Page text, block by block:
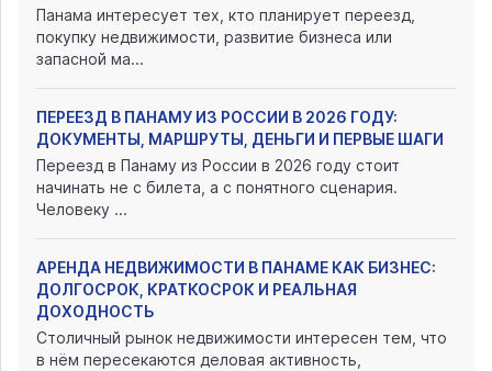
Панама интересует тех, кто планирует переезд,
покупку недвижимости, развитие бизнеса или
запасной ма...
ПЕРЕЕЗД В ПАНАМУ ИЗ РОССИИ В 2026 ГОДУ:
ДОКУМЕНТЫ, МАРШРУТЫ, ДЕНЬГИ И ПЕРВЫЕ ШАГИ
Переезд в Панаму из России в 2026 году стоит
начинать не с билета, а с понятного сценария.
Человеку ...
АРЕНДА НЕДВИЖИМОСТИ В ПАНАМЕ КАК БИЗНЕС:
ДОЛГОСРОК, КРАТКОСРОК И РЕАЛЬНАЯ
ДОХОДНОСТЬ
Столичный рынок недвижимости интересен тем, что
в нём пересекаются деловая активность,